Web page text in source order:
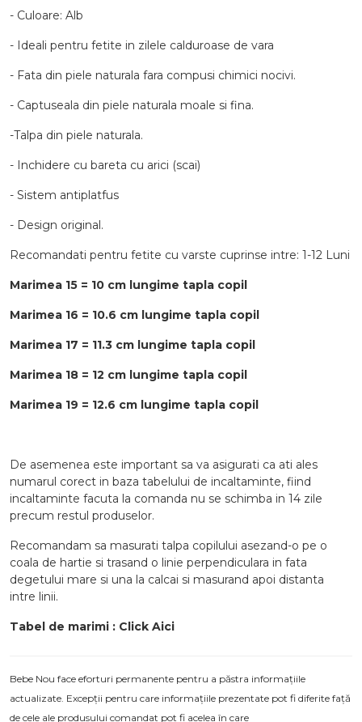
- Culoare: Alb
- Ideali pentru fetite in zilele calduroase de vara
- Fata din piele naturala fara compusi chimici nocivi.
- Captuseala din piele naturala moale si fina.
-Talpa din piele naturala.
- Inchidere cu bareta cu arici (scai)
- Sistem antiplatfus
- Design original.
Recomandati pentru fetite cu varste cuprinse intre: 1-12 Luni
Marimea 15 = 10 cm lungime tapla copil
Marimea 16 = 10.6 cm lungime tapla copil
Marimea 17 = 11.3 cm lungime tapla copil
Marimea 18 = 12 cm lungime tapla copil
Marimea 19 = 12.6 cm lungime tapla copil
De asemenea este important sa va asigurati ca ati ales
numarul corect in baza tabelului de incaltaminte, fiind
incaltaminte facuta la comanda nu se schimba in 14 zile
precum restul produselor.
Recomandam sa masurati talpa copilului asezand-o pe o
coala de hartie si trasand o linie perpendiculara in fata
degetului mare si una la calcai si masurand apoi distanta
intre linii.
Tabel de marimi : Click Aici
Bebe Nou face eforturi permanente pentru a păstra informațiile
actualizate. Excepții pentru care informațiile prezentate pot fi diferite față
de cele ale produsului comandat pot fi acelea în care